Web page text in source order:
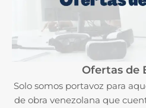
Ofertas de
Solo somos portavoz para
de obra venezolana que